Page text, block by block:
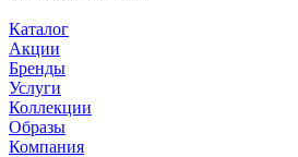
Каталог
Акции
Бренды
Услуги
Коллекции
Образы
Компания